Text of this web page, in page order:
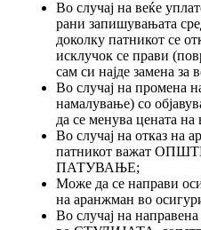
Во случај на веќе
рани запишувањата
доколку патникот се
исклучок се прави
сам си најде замена за
Во случај на промена
намалување) со
да се менува цената на
Во случај на отказ на
патникот важат
ПАТУВАЊЕ;
Може да се направи
на аранжман во
Во случај на